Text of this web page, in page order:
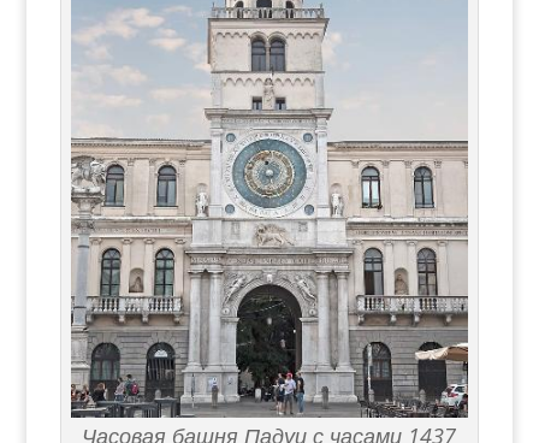
Часовая башня Падуи с часами 1437